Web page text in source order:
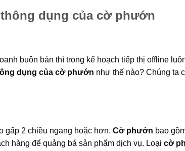
dụng của cờ phướn
buôn bán thì trong kế hoạch tiếp thị offline
dụng của cờ phướn như thế nào? Chúng ta
gấp 2 chiều ngang hoặc hơn. Cờ phướn bao
hàng để quảng bá sản phẩm dịch vụ. Loại cờ